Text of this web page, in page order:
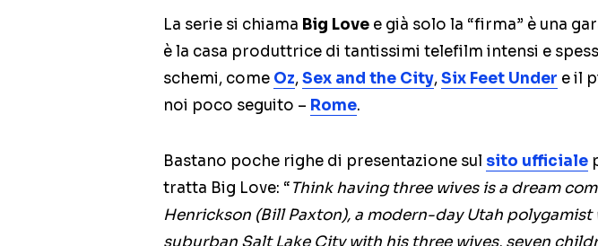
La serie si chiama Big Love e già solo la “firma” è una
è la casa produttrice di tantissimi telefilm intensi e
schemi, come Oz,Sex and the City,Six Feet Under e il
noi poco seguito – Rome.
Bastano poche righe di presentazione sul sito ufficiale
tratta Big Love: “Think having three wives is a dream
Henrickson (Bill Paxton), a modern-day Utah polygamist
suburban Salt Lake City with his three wives, seven